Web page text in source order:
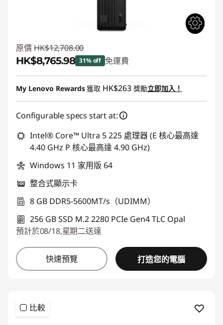
原價 HK$12,708.00
HK$8,765.98 31% off 免運費
即省 :-HK$3,942.02
My Lenovo Rewards獲取 HK$263 獎勵立即加入！
Configurable specs start at:
Intel® Core™ Ultra 5 225 處理器 (E 核心最高達
4.40 GHz P 核心最高達 4.90 GHz)
Windows 11 家用版 64
整合式顯示卡
8 GB DDR5-5600MT/s（UDIMM）
256 GB SSD M.2 2280 PCIe Gen4 TLC Opal
預計於08/18,星期二送達
快速預覽 打造您的電腦
比較